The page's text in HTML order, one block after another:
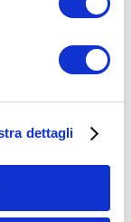
dettagli